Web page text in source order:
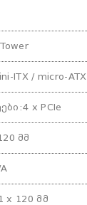
ITX / micro-ATX
:4 x PCIe
მმ
1 x 120 მმ